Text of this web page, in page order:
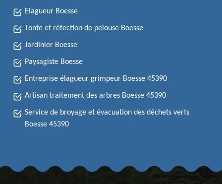
Elagueur Boesse
Tonte et réfection de pelouse Boesse
Jardinier Boesse
Paysagiste Boesse
Entreprise élagueur grimpeur Boesse 45390
Artisan traitement des arbres Boesse 45390
Service de broyage et évacuation des déchets verts
Boesse 45390